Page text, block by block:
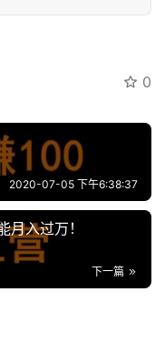
0
2020-07-05 下午6:38:37
入过万！
下一篇